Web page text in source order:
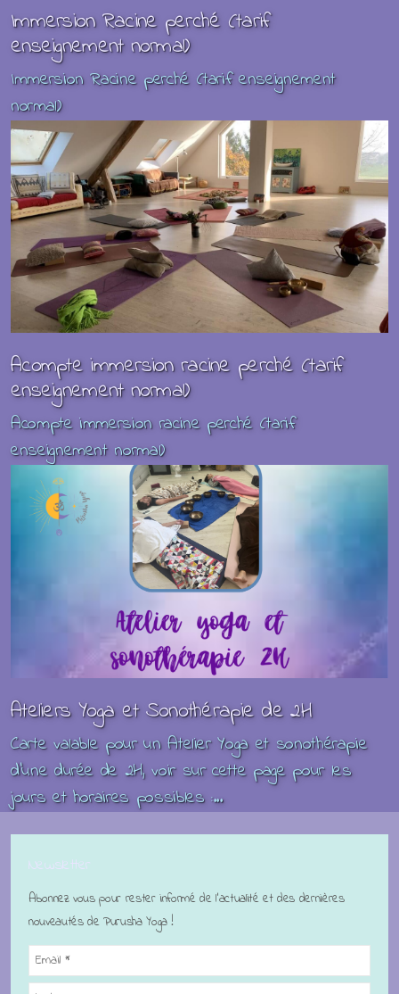
Immersion Racine perché (tarif
enseignement normal)
Immersion Racine perché (tarif enseignement
normal)
Acompte immersion racine perché (tarif
enseignement normal)
Acompte immersion racine perché (tarif
enseignement normal)
Ateliers Yoga et Sonothérapie de 2H
Carte valable pour un Atelier Yoga et sonothérapie
d'une durée de 2H, voir sur cette page pour les
jours et horaires possibles :...
Newsletter
Abonnez vous pour rester informé de l'actualité et des dernières
nouveautés de Purusha Yoga !